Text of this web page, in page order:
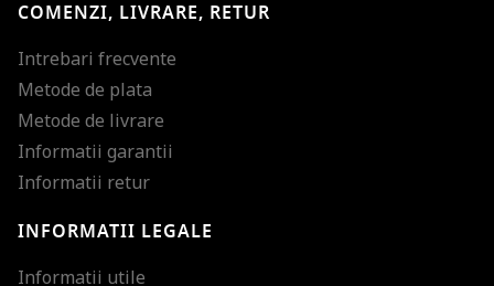
COMENZI, LIVRARE, RETUR
Intrebari frecvente
Metode de plata
Metode de livrare
Informatii garantii
Informatii retur
INFORMATII LEGALE
Informatii utile